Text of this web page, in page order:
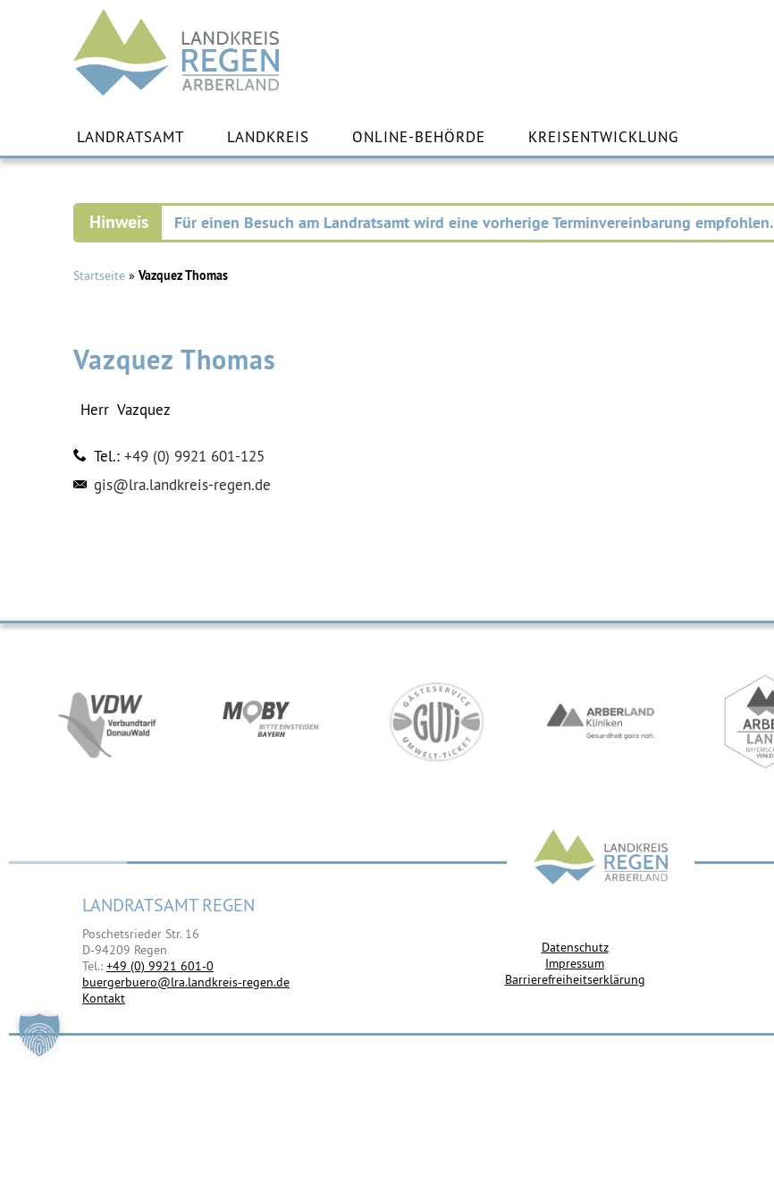
Landkreis
Regen
Inhalt
springen
LANDRATSAMT LANDKREIS ONLINE-BEHÖRDE KREISENTWICKLUNG
Für einen Besuch am Landratsamt wird eine vorherige Terminvereinbarung empfohlen.
Startseite » Vazquez Thomas
Vazquez Thomas
Herr Vazquez
Tel.: +49 (0) 9921 601-125
gis@lra.landkreis-regen.de
LANDRATSAMT REGEN
Poschetsrieder Str. 16
D-94209 Regen
Tel.: +49 (0) 9921 601-0
buergerbuero@lra.landkreis-regen.de
Kontakt
Datenschutz
Impressum
Barrierefreiheitserklärung